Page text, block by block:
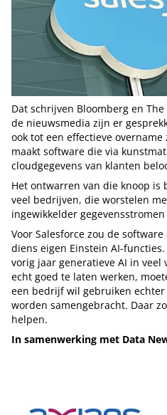
Dat schrijven Bloomberg en
de nieuwsmedia zijn er
ook tot een effectieve
maakt software die via
cloudgegevens van klanten
Het ontwarren van die knoop is
veel bedrijven, die worstelen
ingewikkelder
Voor Salesforce zou de
diens eigen Einstein AI-
vorig jaar generatieve AI in
echt goed te laten werken,
een bedrijf wil gebruiken
worden samengebracht. Daar
helpen.
In samenwerking met Data